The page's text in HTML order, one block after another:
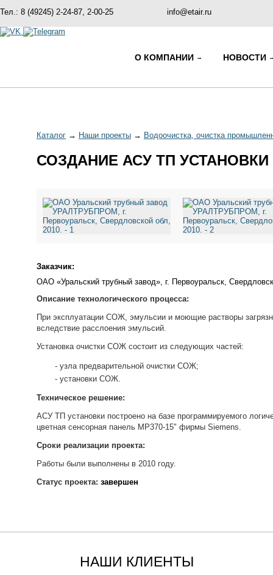
Тел.: 8 (49245) 2-24-87, 2-00-25 info@etair.ru
О КОМПАНИИ НОВОСТИ
Каталог → Наши проекты → Водоочистка, очистка
СОЗДАНИЕ АСУ ТП
Заказчик:
ОАО «Уральский трубный завод», г. Первоуральск,
Описание технологического процесса:
При эксплуатации СОЖ, эмульсии и моющие растворы
вследствие расслоения эмульсий.
Установка очистки СОЖ состоит из следующих частей:
узла предварительной очистки СОЖ;
установки СОЖ.
Техническое решение:
АСУ ТП установки построено на базе программируемого
цветная сенсорная панель MP370-15" фирмы Siemens.
Сроки реализации проекта:
Работы были выполнены в 2010 году.
Статус проекта: завершен
НАШИ КЛИЕНТЫ